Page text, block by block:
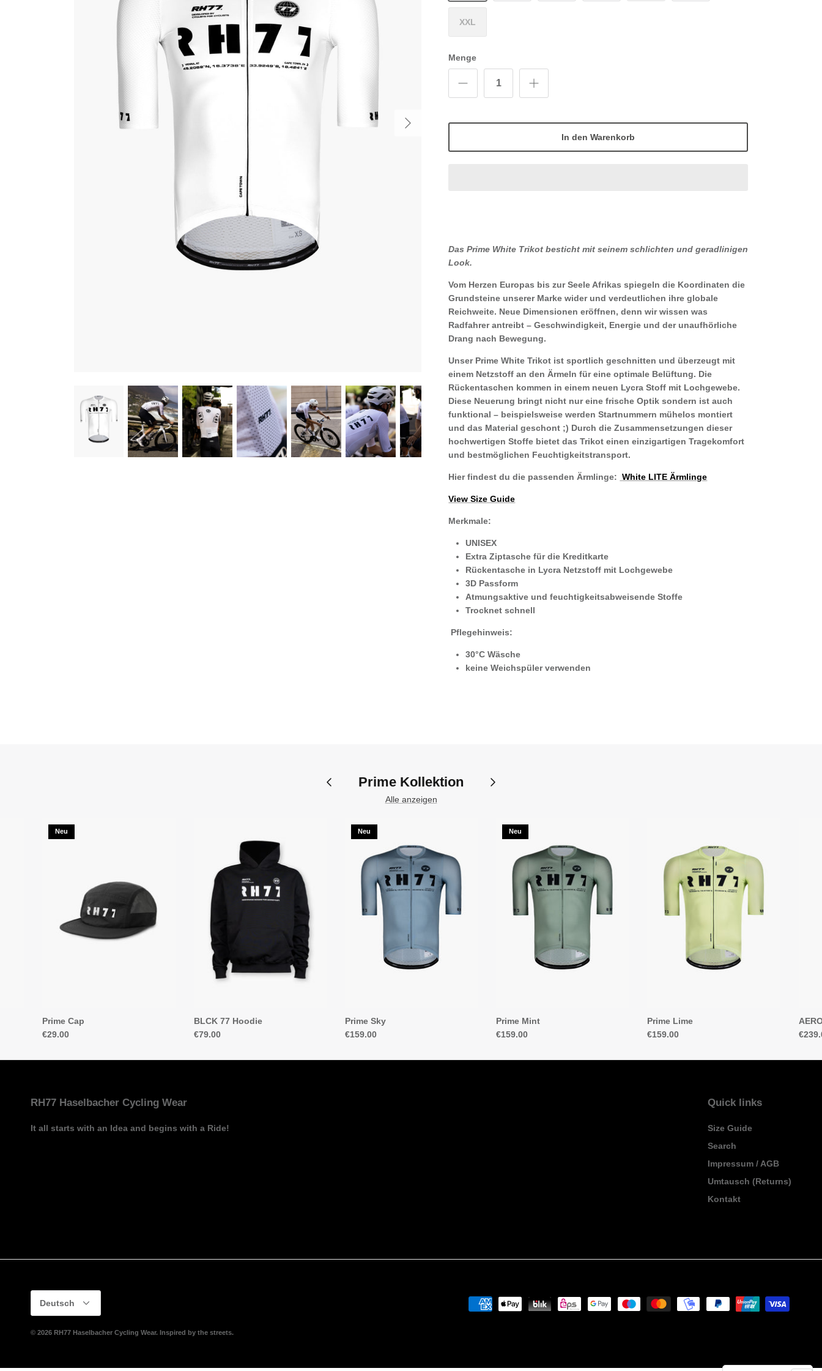
XXL
Menge
In den Warenkorb
DasPrime White Trikot besticht mit seinem schlichten und geradlinigen
Look.
Vom Herzen Europas bis zur Seele Afrikas spiegeln die Koordinaten die
Grundsteine unserer Marke wider und verdeutlichen ihre globale
Reichweite. Neue Dimensionen eröffnen, denn wir wissen was
Radfahrer antreibt – Geschwindigkeit, Energie und der unaufhörliche
Drang nach Bewegung.
Unser Prime White Trikot ist sportlich geschnitten und überzeugt mit
einem Netzstoff an den Ärmeln für eine optimale Belüftung. Die
Rückentaschen kommen in einem neuen Lycra Stoff mit Lochgewebe.
Diese Neuerung bringt nicht nur eine frische Optik sondern ist auch
funktional – beispielsweise werden Startnummern mühelos montiert
und das Material geschont ;) Durch die Zusammensetzungen dieser
hochwertigen Stoffe bietet das Trikot einen einzigartigen Tragekomfort
und bestmöglichen Feuchtigkeitstransport.
Hier findest du die passenden Ärmlinge: White LITE Ärmlinge
View Size Guide
Merkmale:
UNISEX
Extra Ziptasche für die Kreditkarte
Rückentasche in Lycra Netzstoff mit Lochgewebe
3D Passform
Atmungsaktive und feuchtigkeitsabweisende Stoffe
Trocknet schnell
Pflegehinweis:
30°C Wäsche
keine Weichspüler verwenden
Prime Kollektion
Alle anzeigen
Neu
Prime Cap
€29.00
BLCK 77 Hoodie
€79.00
Neu
Prime Sky
€159.00
Neu
Prime Mint
€159.00
Prime Lime
€159.00
RH77 Haselbacher Cycling Wear
It all starts with an Idea and begins with a Ride!
Quick links
Size Guide
Search
Impressum / AGB
Umtausch (Returns)
Kontakt
Deutsch
© 2026 RH77 Haselbacher Cycling Wear. Inspired by the streets.